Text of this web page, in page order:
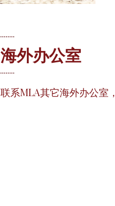
海外办公室
联系MLA其它海外办公室，